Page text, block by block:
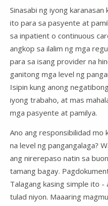
Sinasabi ng iyong karanasan
ito para sa pasyente at
sa inpatient o continuous
angkop sa ilalim ng mga
para sa isang provider na
ganitong mga level ng
Isipin kung anong
iyong trabaho, at mas
mga pasyente at pamilya.
Ano ang responsibilidad mo
na level ng pangangalaga?
ang nirerepaso natin sa
tamang bagay.
Talagang kasing simple ito -
tulad niyon. Maaaring